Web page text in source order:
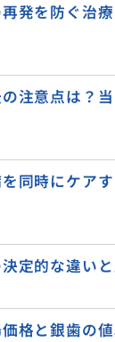
発を防ぐ治
注意点は？
同時にケア
定的な違い
格と銀歯の